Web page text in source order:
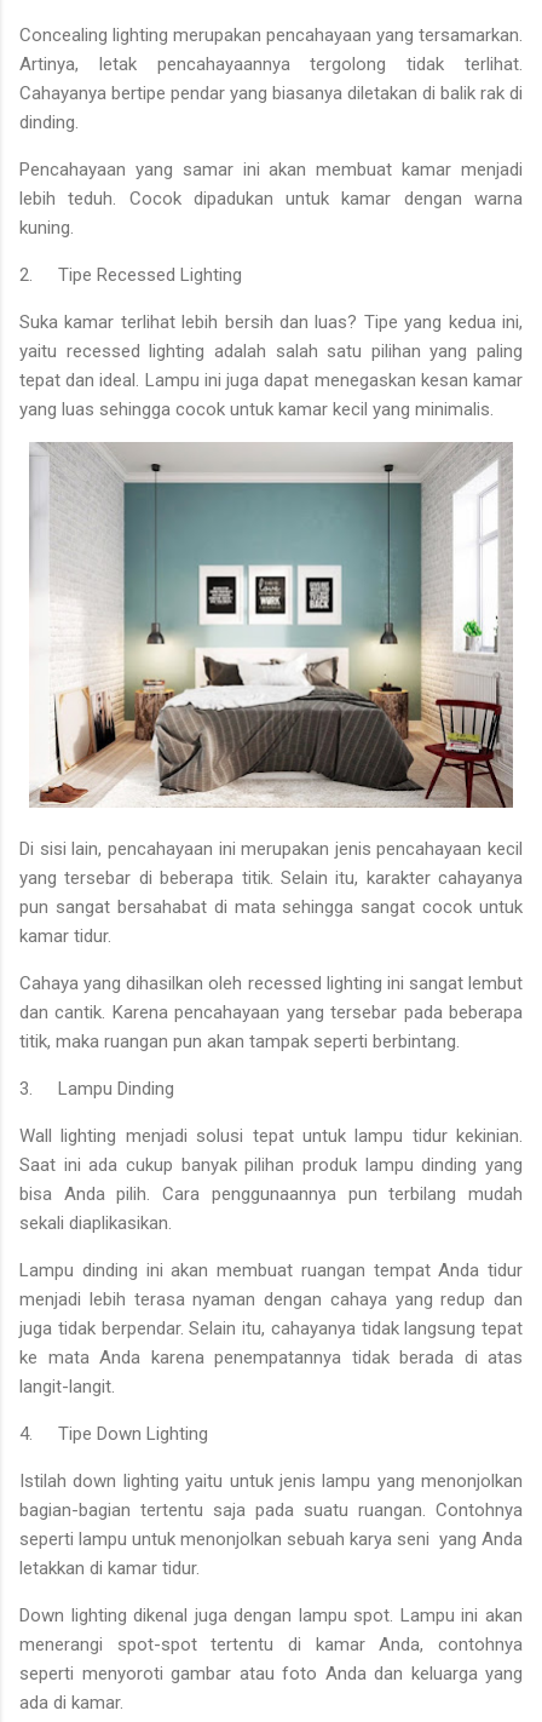
Concealing lighting merupakan pencahayaan yang tersamarkan.
Artinya, letak pencahayaannya tergolong tidak terlihat.
Cahayanya bertipe pendar yang biasanya diletakan di balik rak di
dinding.
Pencahayaan yang samar ini akan membuat kamar menjadi
lebih teduh. Cocok dipadukan untuk kamar dengan warna
kuning.
2. Tipe Recessed Lighting
Suka kamar terlihat lebih bersih dan luas? Tipe yang kedua ini,
yaitu recessed lighting adalah salah satu pilihan yang paling
tepat dan ideal. Lampu ini juga dapat menegaskan kesan kamar
yang luas sehingga cocok untuk kamar kecil yang minimalis.
Di sisi lain, pencahayaan ini merupakan jenis pencahayaan kecil
yang tersebar di beberapa titik. Selain itu, karakter cahayanya
pun sangat bersahabat di mata sehingga sangat cocok untuk
kamar tidur.
Cahaya yang dihasilkan oleh recessed lighting ini sangat lembut
dan cantik. Karena pencahayaan yang tersebar pada beberapa
titik, maka ruangan pun akan tampak seperti berbintang.
3. Lampu Dinding
Wall lighting menjadi solusi tepat untuk lampu tidur kekinian.
Saat ini ada cukup banyak pilihan produk lampu dinding yang
bisa Anda pilih. Cara penggunaannya pun terbilang mudah
sekali diaplikasikan.
Lampu dinding ini akan membuat ruangan tempat Anda tidur
menjadi lebih terasa nyaman dengan cahaya yang redup dan
juga tidak berpendar. Selain itu, cahayanya tidak langsung tepat
ke mata Anda karena penempatannya tidak berada di atas
langit-langit.
4. Tipe Down Lighting
Istilah down lighting yaitu untuk jenis lampu yang menonjolkan
bagian-bagian tertentu saja pada suatu ruangan. Contohnya
seperti lampu untuk menonjolkan sebuah karya seni yang Anda
letakkan di kamar tidur.
Down lighting dikenal juga dengan lampu spot. Lampu ini akan
menerangi spot-spot tertentu di kamar Anda, contohnya
seperti menyoroti gambar atau foto Anda dan keluarga yang
ada di kamar.